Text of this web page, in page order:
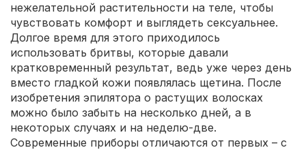
нежелательной растительности на теле, чтобы
чувствовать комфорт и выглядеть сексуальнее.
Долгое время для этого приходилось
использовать бритвы, которые давали
кратковременный результат, ведь уже через день
вместо гладкой кожи появлялась щетина. После
изобретения эпилятора о растущих волосках
можно было забыть на несколько дней, а в
некоторых случаях и на неделю-две.
Современные приборы отличаются от первых – с